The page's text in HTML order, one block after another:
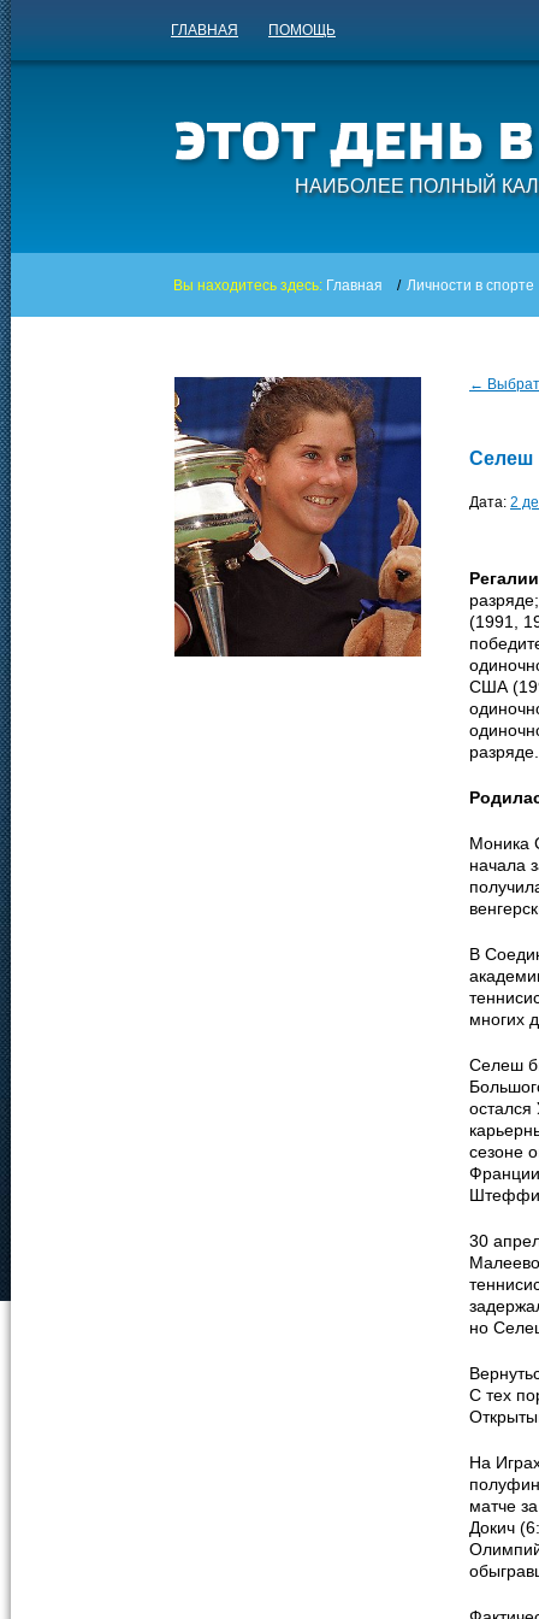
ГЛАВНАЯ ПОМОЩЬ
НАИБОЛЕЕ ПОЛНЫЙ
Вы находитесь здесь: Главная / Личности в спорте
←
Селеш
Дата: 2
(1991,
США
Моника
начала
В
многих
Селеш
сезоне
Штеффи
30
но
С тех
На
матче
Докич